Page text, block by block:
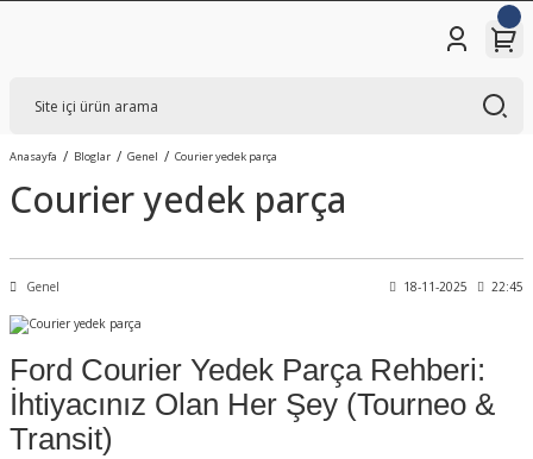
Anasayfa Bloglar Genel Courier yedek parça
Courier yedek parça
Genel 18-11-2025 22:45
Ford Courier Yedek Parça Rehberi:
İhtiyacınız Olan Her Şey (Tourneo &
Transit)